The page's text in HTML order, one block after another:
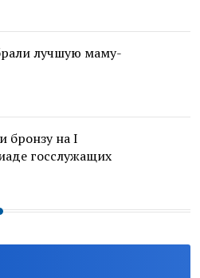
лучшую маму-
бронзу на I
госслужащих